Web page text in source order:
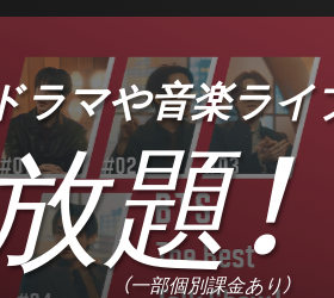
ラマや音楽ライ
題！
（一部個別課金あり）